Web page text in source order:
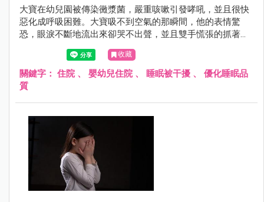
大寶在幼兒園被傳染黴漿菌，嚴重咳嗽引發哮吼，並且很快
惡化成呼吸困難。大寶吸不到空氣的那瞬間，他的表情驚
恐，眼淚不斷地流出來卻哭不出聲，並且雙手慌張的抓著自
己的脖子，雖然只有幾秒鐘，但是好像過了一輩子這麼漫
長。醫生立即安排我們住院治療並監測血氧，住院兩個晚上
之後就順利回家休養了。
收藏
關鍵字： 住院、 嬰幼兒住院、 睡眠被干擾 、 優化睡眠品
質